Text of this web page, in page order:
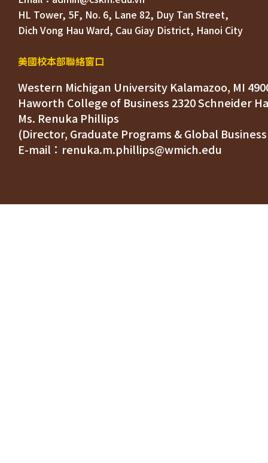
HL Tower, 5F, No. 6, Lane 82, Duy Tan Street,
Dich Vong Hau Ward,
美國校本部聯絡窗口
Western Michigan University Kalamazoo, MI
Ms. Renuka Phillips
(Director, Graduate Programs & Global
E-mail：renuka.m.phillips@wmich.edu